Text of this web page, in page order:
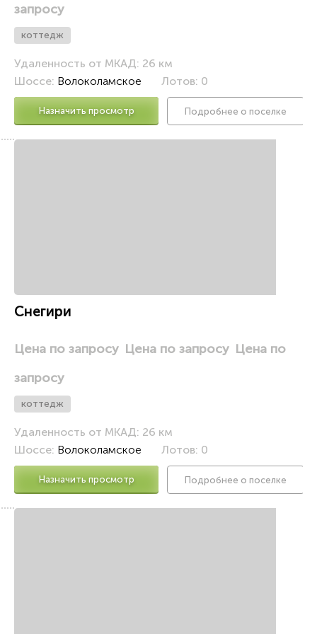
запросу
коттедж
Удаленность от МКАД: 26 км
Шоссе: Волоколамское Лотов: 0
Назначить просмотр Подробнее о поселке
Снегири
Цена по запросу Цена по запросу Цена по
запросу
коттедж
Удаленность от МКАД: 26 км
Шоссе: Волоколамское Лотов: 0
Назначить просмотр Подробнее о поселке